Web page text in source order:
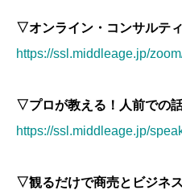
▽オンライン・コンサルテ
https://ssl.middleage.jp/
▽プロが教える！人前での
https://ssl.middleage.jp/
▽観るだけで商売とビジネ